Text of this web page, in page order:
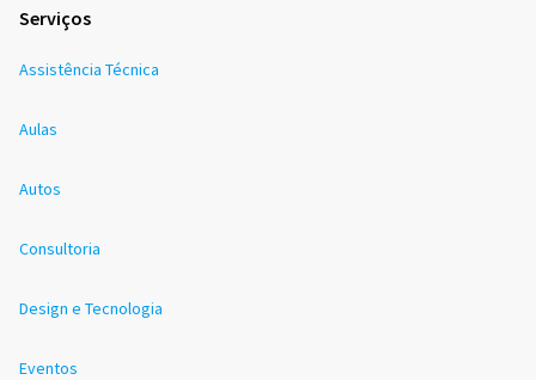
Serviços
Assistência Técnica
Aulas
Autos
Consultoria
Design e Tecnologia
Eventos